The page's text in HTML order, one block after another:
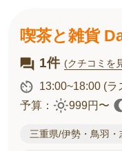
喫茶と雑貨
1件 (クチコミを
13:00~18:00 (ラ
予算：
999円〜
三重県/伊勢・鳥羽・